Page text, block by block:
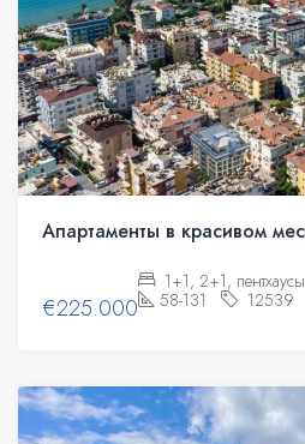
€225.000
1+1, 2+1,
58-131
12539